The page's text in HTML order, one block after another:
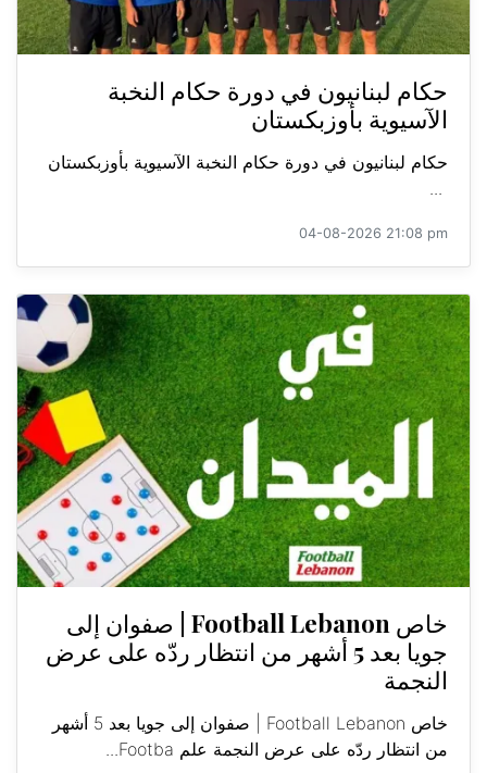
حكام لبنانيون في دورة حكام النخبة
الآسيوية بأوزبكستان
حكام لبنانيون في دورة حكام النخبة الآسيوية بأوزبكستان
...
04-08-2026 21:08 pm
خاص Football Lebanon | صفوان إلى
جويا بعد 5 أشهر من انتظار ردّه على عرض
النجمة
خاص Football Lebanon | صفوان إلى جويا بعد 5 أشهر
من انتظار ردّه على عرض النجمة علم Footba...